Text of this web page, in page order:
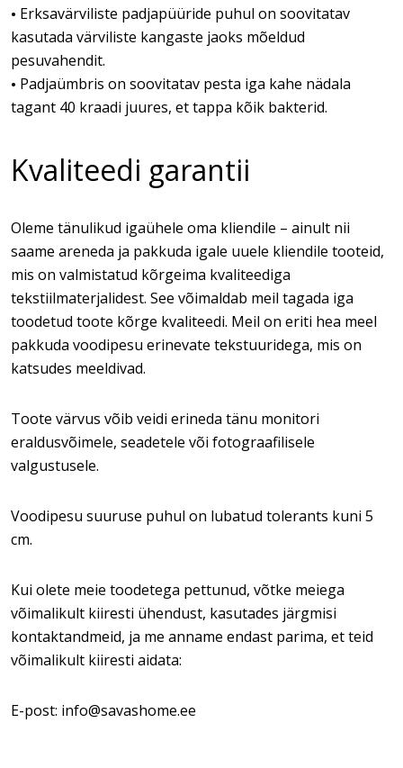
• Erksavärviliste padjapüüride puhul on soovitatav
kasutada värviliste kangaste jaoks mõeldud
pesuvahendit.
• Padjaümbris on soovitatav pesta iga kahe nädala
tagant 40 kraadi juures, et tappa kõik bakterid.
Kvaliteedi garantii
Oleme tänulikud igaühele oma kliendile – ainult nii
saame areneda ja pakkuda igale uuele kliendile tooteid,
mis on valmistatud kõrgeima kvaliteediga
tekstiilmaterjalidest. See võimaldab meil tagada iga
toodetud toote kõrge kvaliteedi. Meil on eriti hea meel
pakkuda voodipesu erinevate tekstuuridega, mis on
katsudes meeldivad.
Toote värvus võib veidi erineda tänu monitori
eraldusvõimele, seadetele või fotograafilisele
valgustusele.
Voodipesu suuruse puhul on lubatud tolerants kuni 5
cm.
Kui olete meie toodetega pettunud, võtke meiega
võimalikult kiiresti ühendust, kasutades järgmisi
kontaktandmeid, ja me anname endast parima, et teid
võimalikult kiiresti aidata:
E-post: info@savashome.ee